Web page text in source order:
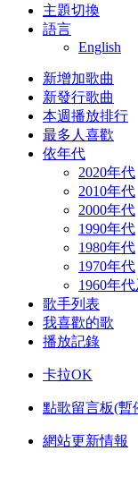
主題切換
語言
English
新增加歌曲
新發行歌曲
本週播放排行
最多人喜歡
依年代
2020年代
2010年代
2000年代
1990年代
1980年代
1970年代
1960年
歌手列表
我喜歡的歌
播放記錄
卡拉OK
點歌留言板(暫
網站更新情報